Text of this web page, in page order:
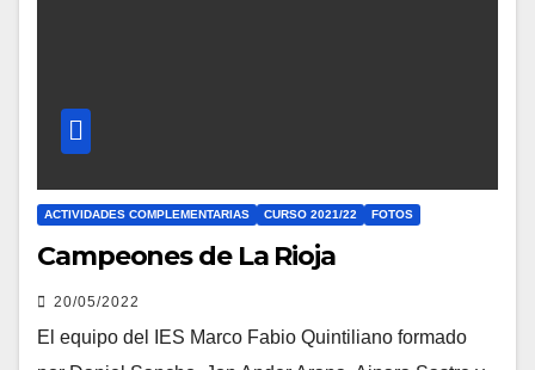
ACTIVIDADES COMPLEMENTARIAS CURSO 2021/22 FOTOS
Campeones de La Rioja
20/05/2022
El equipo del IES Marco Fabio Quintiliano formado